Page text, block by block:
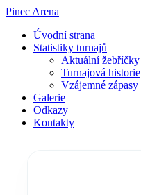
Pinec Arena
Úvodní strana
Statistiky turnajů
Aktuální žebříčky
Turnajová historie
Vzájemné zápasy
Galerie
Odkazy
Kontakty